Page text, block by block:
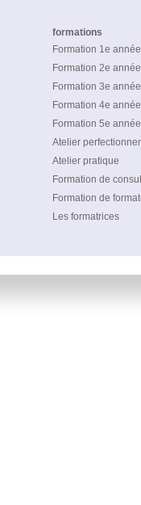
formations
Formation 1e année
Formation 2e année
Formation 3e année
Formation 4e année
Formation 5e année
Atelier
Atelier pratique
Formation de
Formation de
Les formatrices